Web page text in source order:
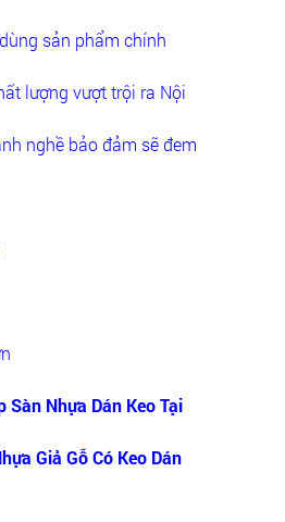
sản phẩm chính
lượng vượt trội ra Nội
nghề bảo đảm sẽ đem
Sàn Nhựa Dán Keo Tại
Giả Gỗ Có Keo Dán